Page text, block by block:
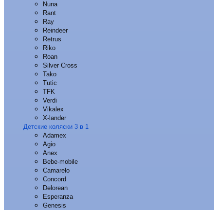
Nuna
Rant
Ray
Reindeer
Retrus
Riko
Roan
Silver Cross
Tako
Tutic
TFK
Verdi
Vikalex
X-lander
Детские коляски 3 в 1
Adamex
Agio
Anex
Bebe-mobile
Camarelo
Concord
Delorean
Esperanza
Genesis